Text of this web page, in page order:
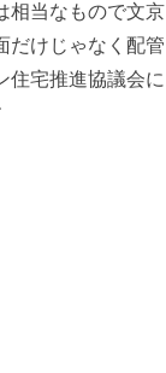
相当なもので文京
だけじゃなく配管
住宅推進協議会に